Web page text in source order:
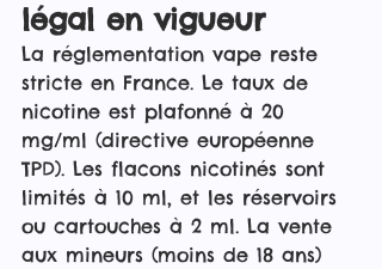
légal en vigueur
La réglementation vape reste
stricte en France. Le taux de
nicotine est plafonné à 20
mg/ml (directive européenne
TPD). Les flacons nicotinés sont
limités à 10 ml, et les réservoirs
ou cartouches à 2 ml. La vente
aux mineurs (moins de 18 ans)